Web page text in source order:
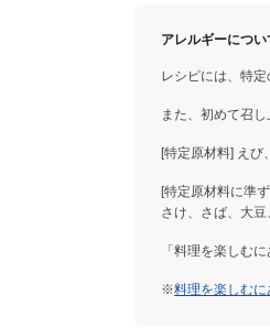
アレルギーにつ
レシピには、特
また、初めて召
[特定原材料] えび
[特定原材料に準
さけ、さば、大
「料理を楽しむ
※料理を楽しむに